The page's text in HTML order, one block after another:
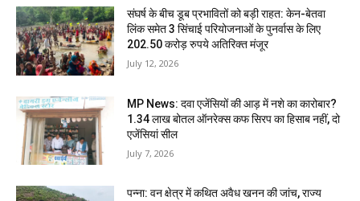
संघर्ष के बीच डूब प्रभावितों को बड़ी राहत: केन-बेतवा
लिंक समेत 3 सिंचाई परियोजनाओं के पुनर्वास के लिए
202.50 करोड़ रुपये अतिरिक्त मंजूर
July 12, 2026
MP News: दवा एजेंसियों की आड़ में नशे का कारोबार?
1.34 लाख बोतल ऑनरेक्स कफ सिरप का हिसाब नहीं, दो
एजेंसियां सील
July 7, 2026
पन्ना: वन क्षेत्र में कथित अवैध खनन की जांच, राज्य